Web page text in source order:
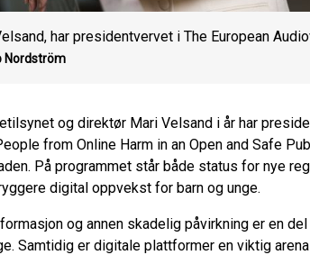
har presidentvervet i The European
Nordström
og direktør Mari Velsand i år har
from Online Harm in an Open and Safe
På programmet står både status for nye
digital oppvekst for barn og unge.
og annen skadelig påvirkning er en
Samtidig er digitale plattformer en viktig